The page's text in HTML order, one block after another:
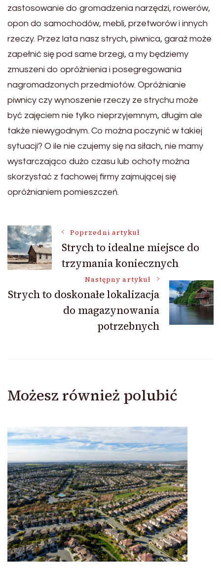
zastosowanie do gromadzenia narzędzi, rowerów,
opon do samochodów, mebli, przetworów i innych
rzeczy. Przez lata nasz strych, piwnica, garaż może
zapełnić się pod same brzegi, a my będziemy
zmuszeni do opróżnienia i posegregowania
nagromadzonych przedmiotów. Opróżnianie
piwnicy czy wynoszenie rzeczy ze strychu może
być zajęciem nie tylko nieprzyjemnym, długim ale
także niewygodnym. Co można poczynić w takiej
sytuacji? O ile nie czujemy się na siłach, nie mamy
wystarczająco dużo czasu lub ochoty można
skorzystać z fachowej firmy zajmującej się
opróżnianiem pomieszczeń.
Nawigacja
wpisu
Poprzedni artykuł
Strych to idealne miejsce do
trzymania koniecznych
Następny artykuł
Strych to doskonałe lokalizacja
do magazynowania
potrzebnych
Możesz również polubić